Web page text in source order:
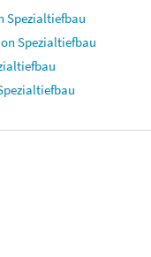
Spezialtiefbau
Spezialtiefbau